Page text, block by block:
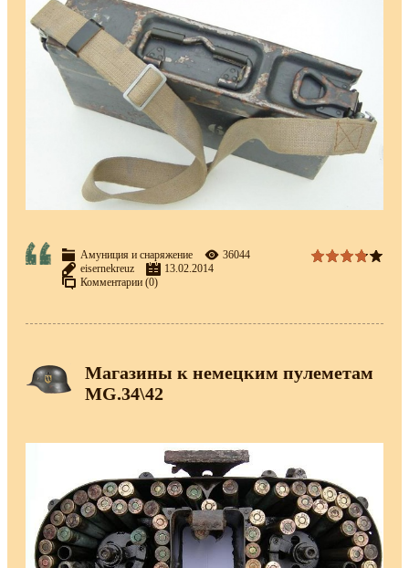
Амуниция и снаряжение
36044
eisernekreuz
13.02.2014
Комментарии (0)
Магазины к немецким пулеметам
MG.34\42